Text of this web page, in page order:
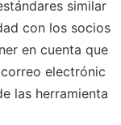
similar
con los socios
en cuenta que
electrónic
las herramienta